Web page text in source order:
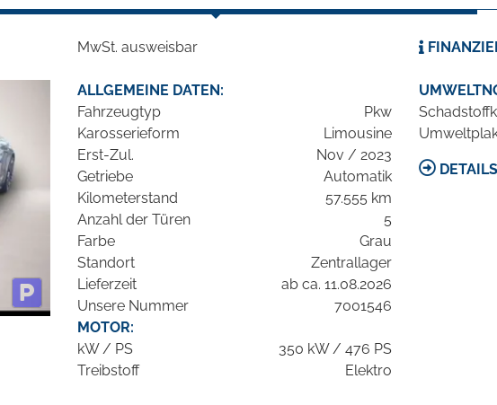
MwSt. ausweisbar
ALLGEMEINE DATEN:
Fahrzeugtyp
Pkw
Karosserieform
Limousine
Erst-Zul.
Nov / 2023
Getriebe
Automatik
Kilometerstand
57.555 km
Anzahl der Türen
5
Farbe
Grau
Standort
Zentrallager
Lieferzeit
ab ca. 11.08.2026
Unsere Nummer
7001546
MOTOR:
kW / PS
350 kW / 476 PS
Treibstoff
Elektro